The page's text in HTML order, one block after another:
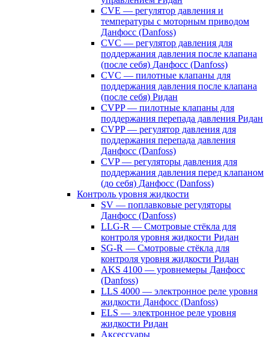
CVE — регулятор давления и
температуры с моторным приводом
Данфосс (Danfoss)
CVС — регулятор давления для
поддержания давления после клапана
(после себя) Данфосс (Danfoss)
CVС — пилотные клапаны для
поддержания давления после клапана
(после себя) Ридан
CVPP — пилотные клапаны для
поддержания перепада давления Ридан
CVPP — регулятор давления для
поддержания перепада давления
Данфосс (Danfoss)
CVP — регуляторы давления для
поддержания давления перед клапаном
(до себя) Данфосс (Danfoss)
Контроль уровня жидкости
SV — поплавковые регуляторы
Данфосс (Danfoss)
LLG-R — Смотровые стёкла для
контроля уровня жидкости Ридан
SG-R — Смотровые стёкла для
контроля уровня жидкости Ридан
AKS 4100 — уровнемеры Данфосс
(Danfoss)
LLS 4000 — электронное реле уровня
жидкости Данфосс (Danfoss)
ELS — электронное реле уровня
жидкости Ридан
Аксессуары